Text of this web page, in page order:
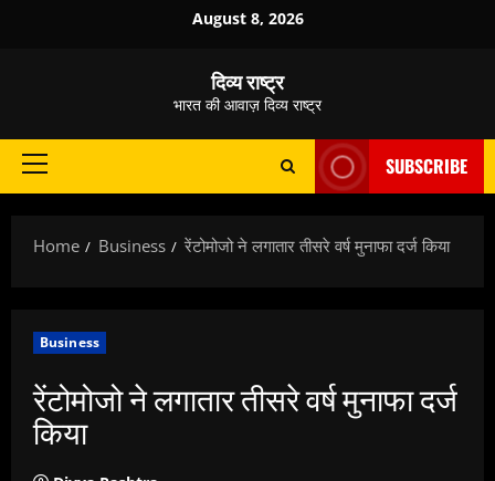
August 8, 2026
दिव्य राष्ट्र
भारत की आवाज़ दिव्य राष्ट्र
Primary
SUBSCRIBE
Home Business रेंटोमोजो ने लगातार तीसरे वर्ष मुनाफा दर्ज किया
Business
रेंटोमोजो ने लगातार तीसरे वर्ष मुनाफा दर्ज
किया